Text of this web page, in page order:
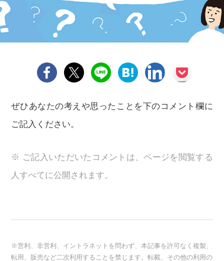
ぜひあなたの考えや思ったことを下のコメント欄に
ご記入ください。
※ ご記入いただいたコメントは、ページを閲覧する
人すべてに公開されます。
※営利、非営利、イントラネットを問わず、本記事を許可なく複製、
転用、販売など二次利用することを禁じます。転載、その他の利用の